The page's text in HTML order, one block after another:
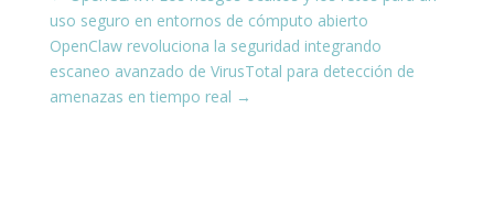
uso seguro en entornos de cómputo abierto
OpenClaw revoluciona la seguridad integrando
escaneo avanzado de VirusTotal para detección de
amenazas en tiempo real →